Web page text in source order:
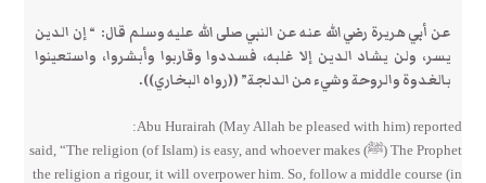
عن أبي هريرة رضي الله عنه عن النبي صلى الله عليه وسلم قال‏:‏ ‏ “‏ إن الدين
يسر، ولن يشاد الدين إلا غلبه، فسددوا وقاربوا وأبشروا، واستعينوا
بالغدوة والروحة وشيء من الدلجة‏” ‏ ‏(‏‏(‏رواه البخاري‏)‏‏)‏‏.‏
Abu Hurairah (May Allah be pleased with him) reported:
The Prophet (ﷺ) said, “The religion (of Islam) is easy, and whoever makes
the religion a rigour, it will overpower him. So, follow a middle course (in